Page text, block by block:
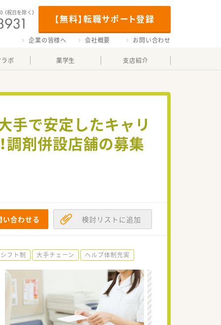
【無料】転職サポート登録
（祝日を除く）
企業の皆様へ 会社概要 お問い合わせ
ボ 薬学生 支店紹介
手で安定したキャリ
剤併設店舗の募集
い合わせる 検討リストに追加
シフト制 大手チェーン ヘルプ体制充実